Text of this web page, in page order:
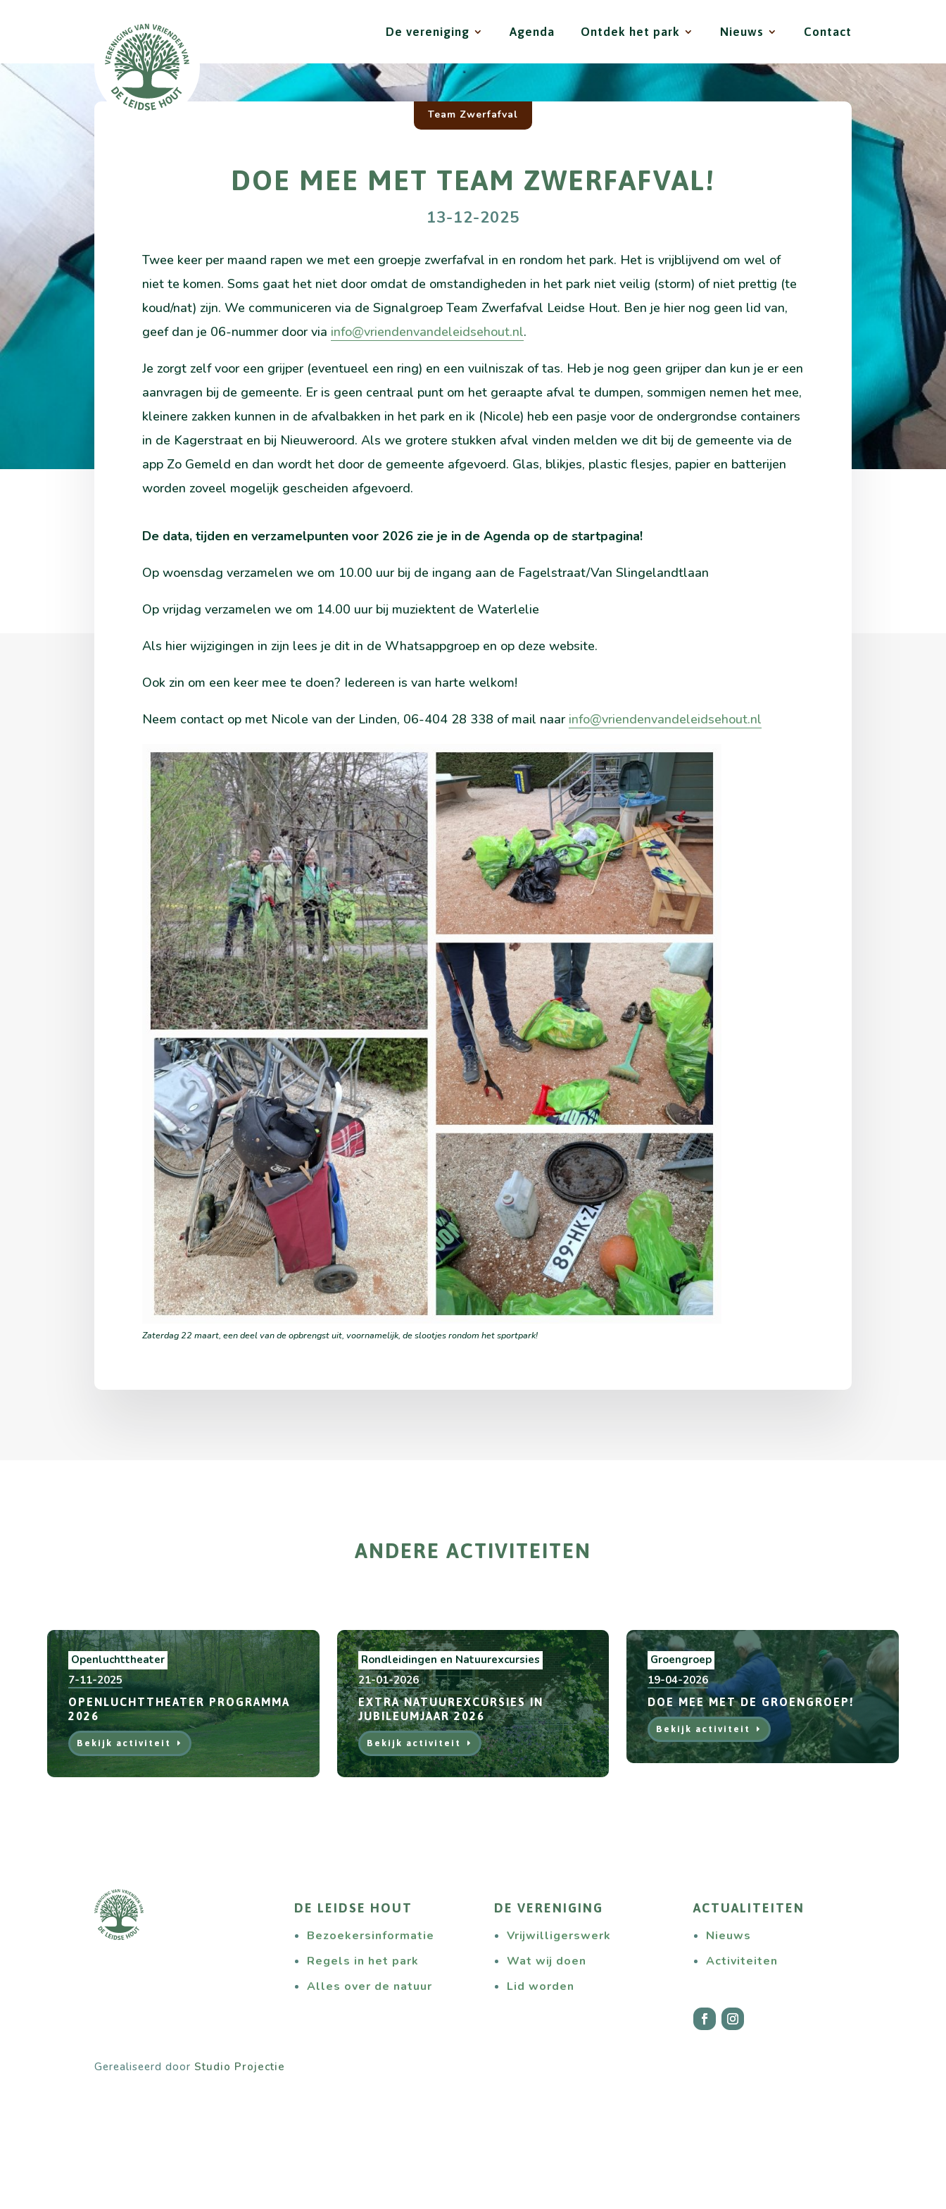
De vereniging Agenda Ontdek het park Nieuws Contact
Team Zwerfafval
DOE MEE MET TEAM ZWERFAFVAL!
13-12-2025
Twee keer per maand rapen we met een groepje zwerfafval in en rondom het park. Het is vrijblijvend om wel of
niet te komen. Soms gaat het niet door omdat de omstandigheden in het park niet veilig (storm) of niet prettig (te
koud/nat) zijn. We communiceren via de Signalgroep Team Zwerfafval Leidse Hout. Ben je hier nog geen lid van,
geef dan je 06-nummer door via info@vriendenvandeleidsehout.nl.
Je zorgt zelf voor een grijper (eventueel een ring) en een vuilniszak of tas. Heb je nog geen grijper dan kun je er een
aanvragen bij de gemeente. Er is geen centraal punt om het geraapte afval te dumpen, sommigen nemen het mee,
kleinere zakken kunnen in de afvalbakken in het park en ik (Nicole) heb een pasje voor de ondergrondse containers
in de Kagerstraat en bij Nieuweroord. Als we grotere stukken afval vinden melden we dit bij de gemeente via de
app Zo Gemeld en dan wordt het door de gemeente afgevoerd. Glas, blikjes, plastic flesjes, papier en batterijen
worden zoveel mogelijk gescheiden afgevoerd.
De data, tijden en verzamelpunten voor 2026 zie je in de Agenda op de startpagina!
Op woensdag verzamelen we om 10.00 uur bij de ingang aan de Fagelstraat/Van Slingelandtlaan
Op vrijdag verzamelen we om 14.00 uur bij muziektent de Waterlelie
Als hier wijzigingen in zijn lees je dit in de Whatsappgroep en op deze website.
Ook zin om een keer mee te doen? Iedereen is van harte welkom!
Neem contact op met Nicole van der Linden, 06-404 28 338 of mail naar info@vriendenvandeleidsehout.nl
Zaterdag 22 maart, een deel van de opbrengst uit, voornamelijk, de slootjes rondom het sportpark!
ANDERE ACTIVITEITEN
Openluchttheater
7-11-2025
OPENLUCHTTHEATER PROGRAMMA
2026
Bekijk activiteit
Rondleidingen en Natuurexcursies
21-01-2026
EXTRA NATUUREXCURSIES IN
JUBILEUMJAAR 2026
Bekijk activiteit
Groengroep
19-04-2026
DOE MEE MET DE GROENGROEP!
Bekijk activiteit
DE LEIDSE HOUT
Bezoekersinformatie
Regels in het park
Alles over de natuur
DE VERENIGING
Vrijwilligerswerk
Wat wij doen
Lid worden
ACTUALITEITEN
Nieuws
Activiteiten
Gerealiseerd door Studio Projectie